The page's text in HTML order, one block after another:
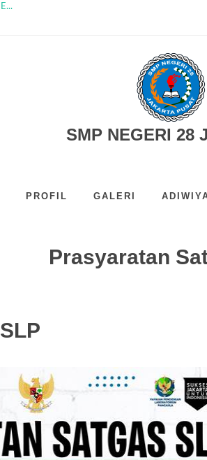
SMP NEGERI 28
PROFIL GALERI
Prasyaratan